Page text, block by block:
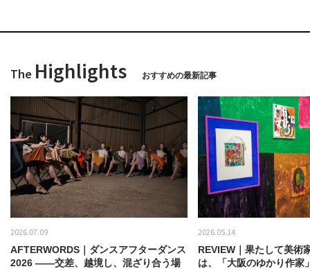
The Highlights おすすめの最新記事
2026.07.09
AFTERWORDS｜ダンスアフターダンス
2026 ——交差、越境し、混ざり合う場
2026.05.14
REVIEW｜果たして美術
は、「大阪のゆかり作家